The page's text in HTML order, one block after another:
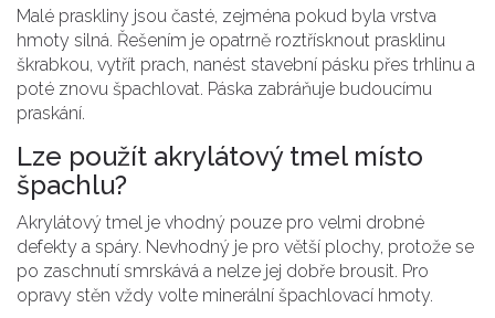
Malé praskliny jsou časté, zejména pokud byla vrstva
hmoty silná. Řešením je opatrně roztřísknout prasklinu
škrabkou, vytřít prach, nanést stavební pásku přes trhlinu a
poté znovu špachlovat. Páska zabráňuje budoucímu
praskání.
Lze použít akrylátový tmel místo
špachlu?
Akrylátový tmel je vhodný pouze pro velmi drobné
defekty a spáry. Nevhodný je pro větší plochy, protože se
po zaschnutí smrskává a nelze jej dobře brousit. Pro
opravy stěn vždy volte minerální špachlovací hmoty.